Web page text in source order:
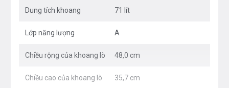
Không gian bên trong lò nướng được phủ một
thấm nước giúp cho nhiệt được tập trung vào
Lớp men chống dính EcoClean của lò nướng
Dung tích khoang 71 lít
Lớp năng lượng A
Chiều rộng của khoang lò 48,0 cm
Chiều cao của khoang lò 35,7 cm